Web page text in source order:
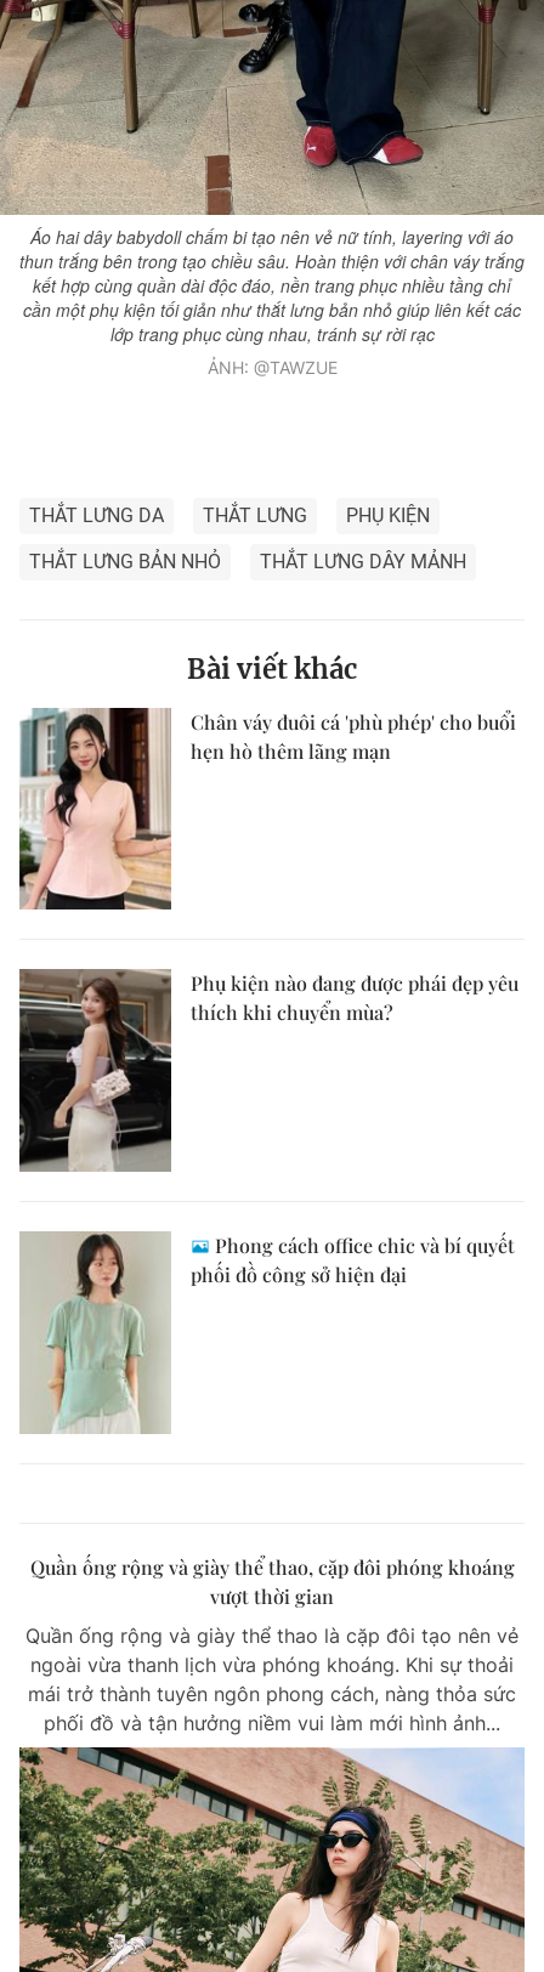
Áo hai dây babydoll chấm bi tạo nên vẻ nữ tính, layering với áo
thun trắng bên trong tạo chiều sâu. Hoàn thiện với chân váy trắng
kết hợp cùng quần dài độc đáo, nền trang phục nhiều tầng chỉ
cần một phụ kiện tối giản như thắt lưng bản nhỏ giúp liên kết các
lớp trang phục cùng nhau, tránh sự rời rạc
ẢNH: @TAWZUE
THẮT LƯNG DA THẮT LƯNG
PHỤ KIỆN
THẮT LƯNG BẢN NHỎ
THẮT LƯNG DÂY MẢNH
Bài viết khác
Chân váy đuôi cá 'phù phép' cho buổi
hẹn hò thêm lãng mạn
Phụ kiện nào đang được phái đẹp yêu
thích khi chuyển mùa?
Phong cách office chic và bí quyết
phối đồ công sở hiện đại
Quần ống rộng và giày thể thao, cặp đôi phóng khoáng
vượt thời gian
Quần ống rộng và giày thể thao là cặp đôi tạo nên vẻ
ngoài vừa thanh lịch vừa phóng khoáng. Khi sự thoải
mái trở thành tuyên ngôn phong cách, nàng thỏa sức
phối đồ và tận hưởng niềm vui làm mới hình ảnh...